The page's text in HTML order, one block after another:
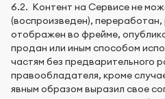
6.2. Контент на Сервисе не
(воспроизведен),
отображен во фрейме,
продан или иным способом
частям без предварительного
правообладателя, кроме
явным образом выразил свое